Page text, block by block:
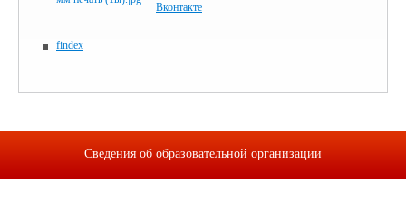
Вконтакте
findex
Сведения об образовательной организации